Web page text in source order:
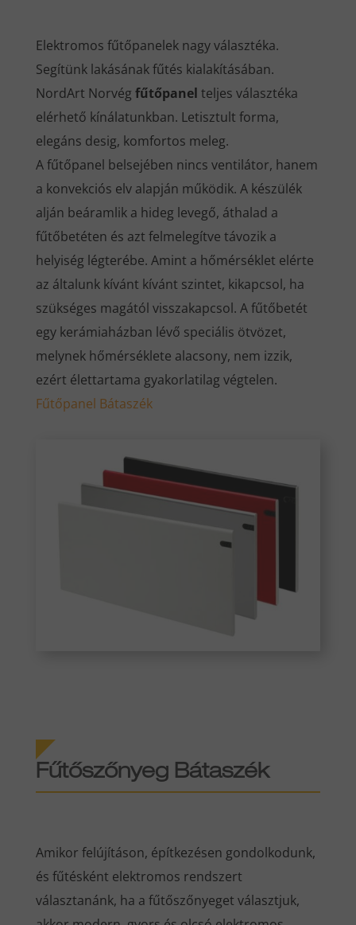
Elektromos fűtőpanelek nagy választéka.
Segítünk lakásának fűtés kialakításában.
NordArt Norvég fűtőpanel teljes választéka
elérhető kínálatunkban. Letisztult forma,
elegáns desig, komfortos meleg.
A fűtőpanel belsejében nincs ventilátor, hanem
a konvekciós elv alapján működik. A készülék
alján beáramlik a hideg levegő, áthalad a
fűtőbetéten és azt felmelegítve távozik a
helyiség légterébe. Amint a hőmérséklet elérte
az általunk kívánt kívánt szintet, kikapcsol, ha
szükséges magától visszakapcsol. A fűtőbetét
egy kerámiaházban lévő speciális ötvözet,
melynek hőmérséklete alacsony, nem izzik,
ezért élettartama gyakorlatilag végtelen.
Fűtőpanel Bátaszék
Fűtőszőnyeg Bátaszék
Amikor felújításon, építkezésen gondolkodunk,
és fűtésként elektromos rendszert
választanánk, ha a fűtőszőnyeget választjuk,